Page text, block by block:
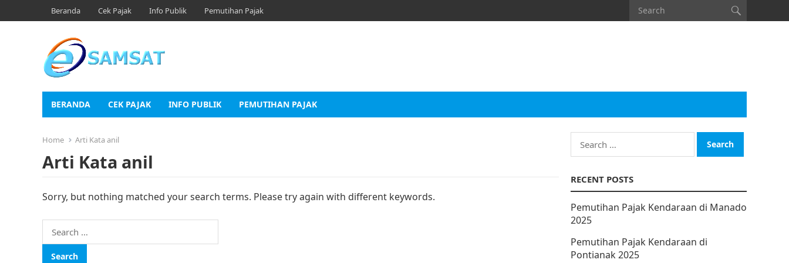
Beranda Cek Pajak Info Publik Pemutihan Pajak
BERANDA CEK PAJAK INFO PUBLIK PEMUTIHAN PAJAK
Home Arti Kata anil
Arti Kata anil
Sorry, but nothing matched your search terms. Please try again with different keywords.
Search
for:
Search
for:
RECENT POSTS
Pemutihan Pajak Kendaraan di Manado
2025
Pemutihan Pajak Kendaraan di
Pontianak 2025